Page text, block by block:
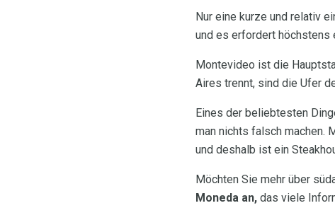
Nur eine kurze und relativ
und es erfordert höchstens
Montevideo ist die
Aires trennt, sind die Ufer
Eines der beliebtesten
man nichts falsch machen.
und deshalb ist ein
Möchten Sie mehr über
Moneda an, das viele